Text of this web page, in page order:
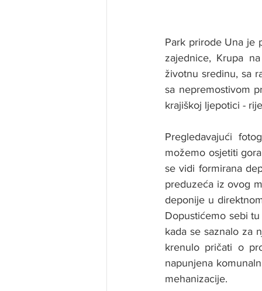
Park prirode Una je
zajednice, Krupa
životnu sredinu, sa
sa nepremostivom
krajiškoj ljepotici -
Pregledavajući
možemo osjetiti
se vidi formirana
preduzeća iz ovog
deponije u
Dopustićemo sebi
kada se saznalo za
krenulo pričati o
napunjena
mehanizacije.